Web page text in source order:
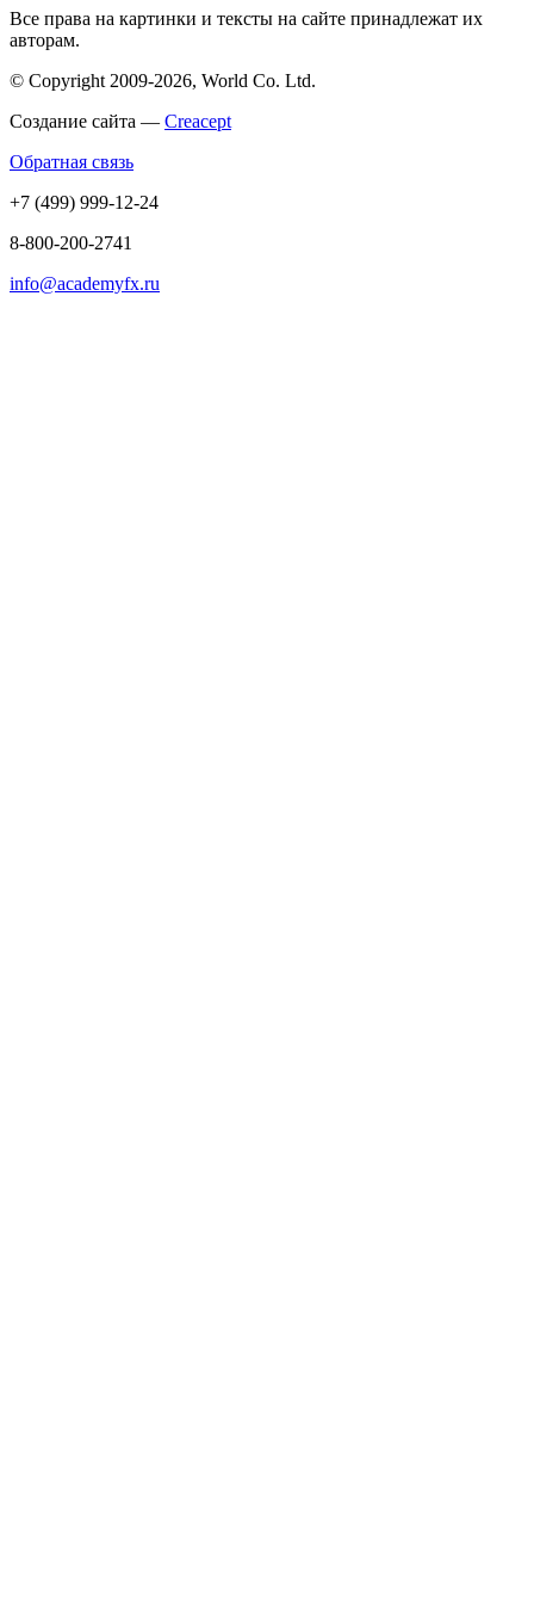
Все права на картинки и тексты на сайте принадлежат их
авторам.
© Copyright 2009-2026, World Co. Ltd.
Создание сайта — Creacept
Обратная связь
+7 (499) 999-12-24
8-800-200-2741
info@academyfx.ru